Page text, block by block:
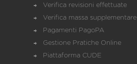
Verifica revisioni effettuate
Verifica massa supplementare
Pagamenti PagoPA
Gestione Pratiche Online
Piattaforma CUDE